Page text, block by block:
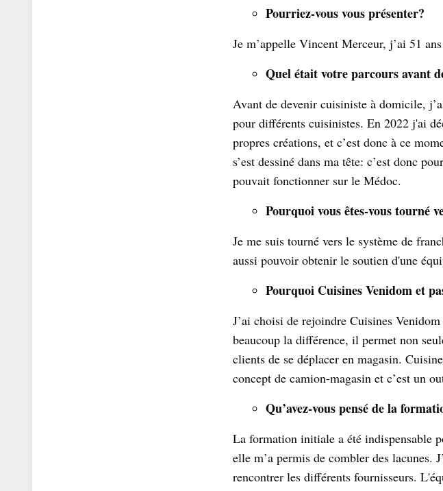
Pourriez-vous vous présenter?
Je m’appelle Vincent Merceur, j’ai 51
Quel était votre parcours avant
Avant de devenir cuisiniste à domicile,
pour différents cuisinistes. En 2022 j'ai
propres créations, et c’est donc à ce
s’est dessiné dans ma tête: c’est donc
pouvait fonctionner sur le Médoc.
Pourquoi vous êtes-vous tourné
Je me suis tourné vers le système de
aussi pouvoir obtenir le soutien d'une
Pourquoi Cuisines Venidom et
J’ai choisi de rejoindre Cuisines
beaucoup la différence, il permet non
clients de se déplacer en magasin.
concept de camion-magasin et c’est un
Qu’avez-vous pensé de la
La formation initiale a été indispensable
elle m’a permis de combler des lacunes.
rencontrer les différents fournisseurs.